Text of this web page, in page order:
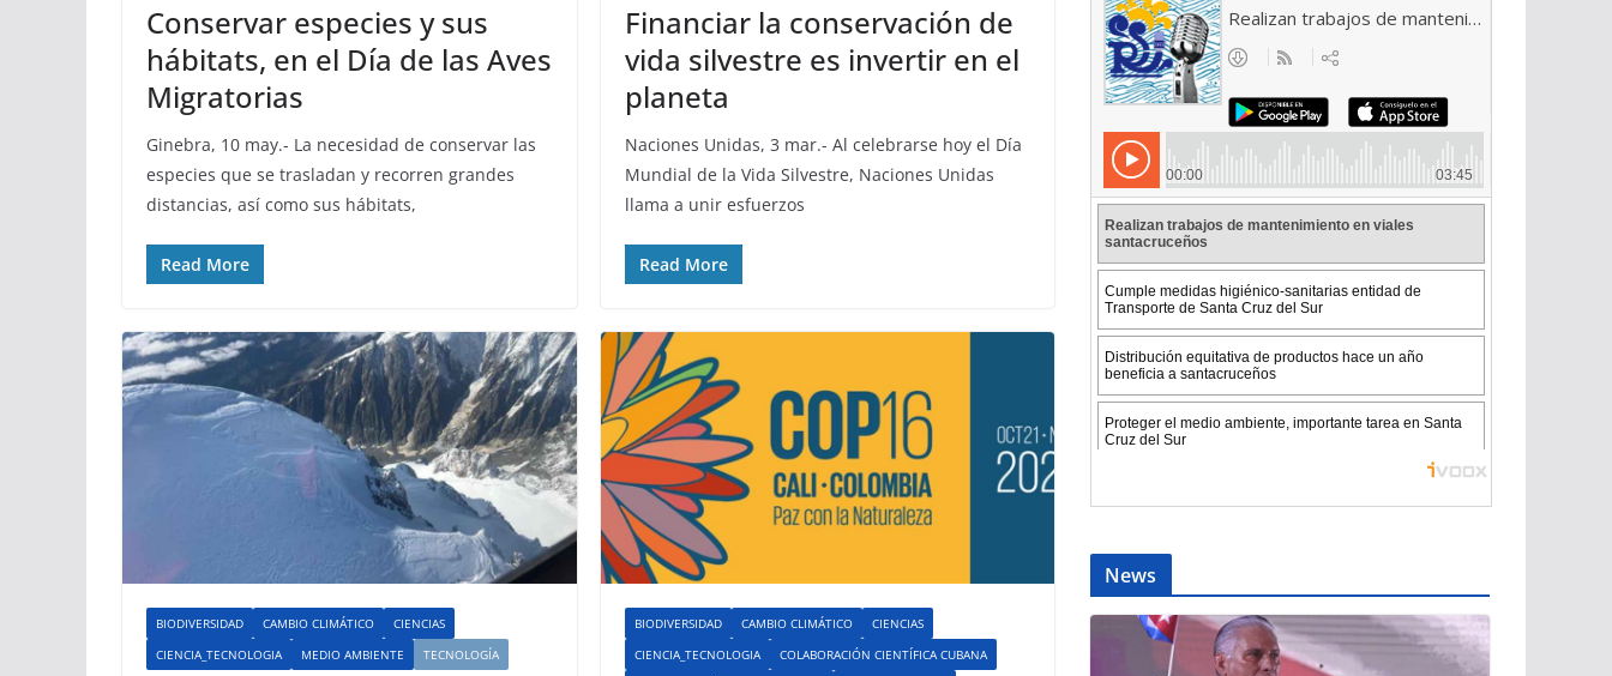
Conservar especies y sus
hábitats, en el Día de las Aves
Migratorias
Ginebra, 10 may.- La necesidad de conservar las
especies que se trasladan y recorren grandes
distancias, así como sus hábitats,
Read More
Financiar la conservación de
vida silvestre es invertir en el
planeta
Naciones Unidas, 3 mar.- Al celebrarse hoy el Día
Mundial de la Vida Silvestre, Naciones Unidas
llama a unir esfuerzos
Read More
BIODIVERSIDAD CAMBIO CLIMÁTICO
CIENCIAS
CIENCIA_TECNOLOGIA
MEDIO AMBIENTE TECNOLOGÍA
BIODIVERSIDAD CAMBIO CLIMÁTICO
CIENCIAS
CIENCIA_TECNOLOGIA
COLABORACIÓN CIENTÍFICA CUBANA
News